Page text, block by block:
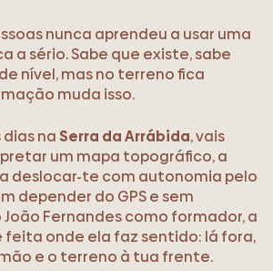
nunca aprendeu a usar uma
a sério. Sabe que existe, sabe
nível, mas no terreno fica
muda isso.
dias naSerra da Arrábida, vais
um mapa topográfico, a
a deslocar-te com autonomia pelo
depender do GPS e sem
João Fernandes como formador, a
feita onde ela faz sentido: lá fora,
e o terreno à tua frente.